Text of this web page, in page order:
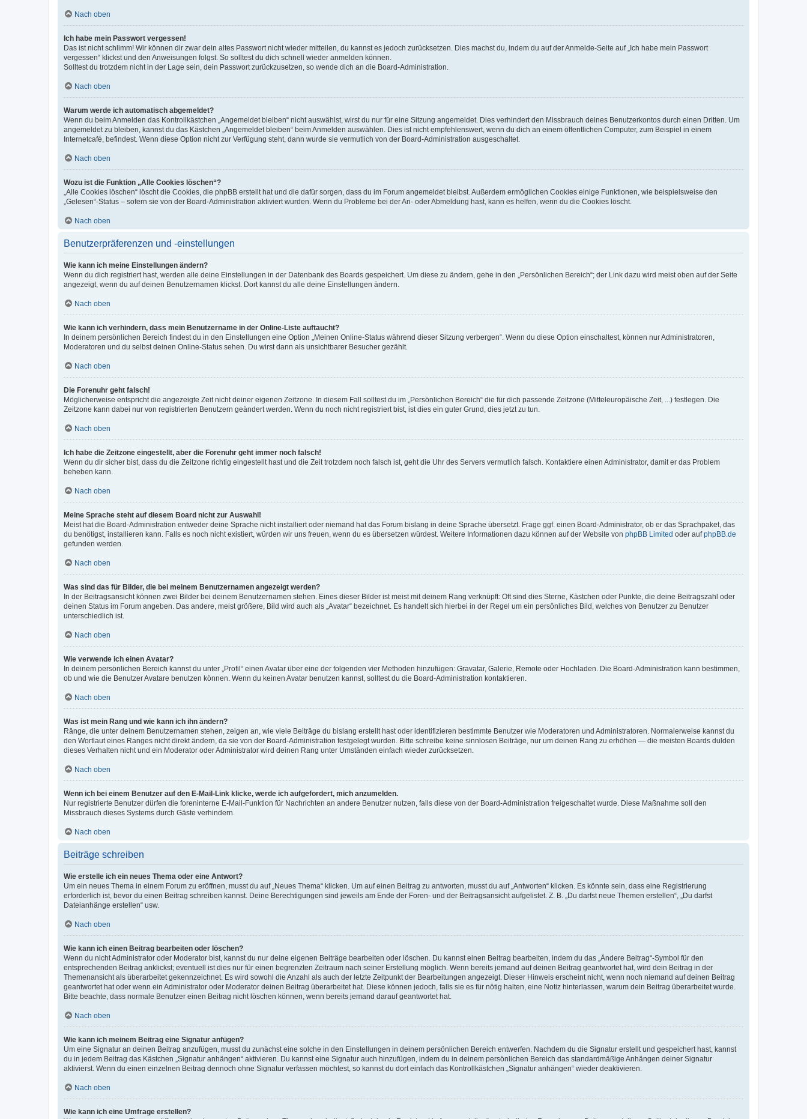
Nach oben
Ich habe mein Passwort vergessen!
Das ist nicht schlimm! Wir können dir zwar dein altes Passwort nicht wieder mitteilen, du kannst es jedoch zurücksetzen. Dies machst du, indem du auf der Anmelde-Seite auf „Ich habe mein Passwort
vergessen“ klickst und den Anweisungen folgst. So solltest du dich schnell wieder anmelden können.
Solltest du trotzdem nicht in der Lage sein, dein Passwort zurückzusetzen, so wende dich an die Board-Administration.
Nach oben
Warum werde ich automatisch abgemeldet?
Wenn du beim Anmelden das Kontrollkästchen „Angemeldet bleiben“ nicht auswählst, wirst du nur für eine Sitzung angemeldet. Dies verhindert den Missbrauch deines Benutzerkontos durch einen Dritten. Um
angemeldet zu bleiben, kannst du das Kästchen „Angemeldet bleiben“ beim Anmelden auswählen. Dies ist nicht empfehlenswert, wenn du dich an einem öffentlichen Computer, zum Beispiel in einem
Internetcafé, befindest. Wenn diese Option nicht zur Verfügung steht, dann wurde sie vermutlich von der Board-Administration ausgeschaltet.
Nach oben
Wozu ist die Funktion „Alle Cookies löschen“?
„Alle Cookies löschen“ löscht die Cookies, die phpBB erstellt hat und die dafür sorgen, dass du im Forum angemeldet bleibst. Außerdem ermöglichen Cookies einige Funktionen, wie beispielsweise den
„Gelesen“-Status – sofern sie von der Board-Administration aktiviert wurden. Wenn du Probleme bei der An- oder Abmeldung hast, kann es helfen, wenn du die Cookies löscht.
Nach oben
Benutzerpräferenzen und -einstellungen
Wie kann ich meine Einstellungen ändern?
Wenn du dich registriert hast, werden alle deine Einstellungen in der Datenbank des Boards gespeichert. Um diese zu ändern, gehe in den „Persönlichen Bereich“; der Link dazu wird meist oben auf der Seite
angezeigt, wenn du auf deinen Benutzernamen klickst. Dort kannst du alle deine Einstellungen ändern.
Nach oben
Wie kann ich verhindern, dass mein Benutzername in der Online-Liste auftaucht?
In deinem persönlichen Bereich findest du in den Einstellungen eine Option „Meinen Online-Status während dieser Sitzung verbergen“. Wenn du diese Option einschaltest, können nur Administratoren,
Moderatoren und du selbst deinen Online-Status sehen. Du wirst dann als unsichtbarer Besucher gezählt.
Nach oben
Die Forenuhr geht falsch!
Möglicherweise entspricht die angezeigte Zeit nicht deiner eigenen Zeitzone. In diesem Fall solltest du im „Persönlichen Bereich“ die für dich passende Zeitzone (Mitteleuropäische Zeit, ...) festlegen. Die
Zeitzone kann dabei nur von registrierten Benutzern geändert werden. Wenn du noch nicht registriert bist, ist dies ein guter Grund, dies jetzt zu tun.
Nach oben
Ich habe die Zeitzone eingestellt, aber die Forenuhr geht immer noch falsch!
Wenn du dir sicher bist, dass du die Zeitzone richtig eingestellt hast und die Zeit trotzdem noch falsch ist, geht die Uhr des Servers vermutlich falsch. Kontaktiere einen Administrator, damit er das Problem
beheben kann.
Nach oben
Meine Sprache steht auf diesem Board nicht zur Auswahl!
Meist hat die Board-Administration entweder deine Sprache nicht installiert oder niemand hat das Forum bislang in deine Sprache übersetzt. Frage ggf. einen Board-Administrator, ob er das Sprachpaket, das
du benötigst, installieren kann. Falls es noch nicht existiert, würden wir uns freuen, wenn du es übersetzen würdest. Weitere Informationen dazu können auf der Website von phpBB Limited oder aufphpBB.de
gefunden werden.
Nach oben
Was sind das für Bilder, die bei meinem Benutzernamen angezeigt werden?
In der Beitragsansicht können zwei Bilder bei deinem Benutzernamen stehen. Eines dieser Bilder ist meist mit deinem Rang verknüpft: Oft sind dies Sterne, Kästchen oder Punkte, die deine Beitragszahl oder
deinen Status im Forum angeben. Das andere, meist größere, Bild wird auch als „Avatar“ bezeichnet. Es handelt sich hierbei in der Regel um ein persönliches Bild, welches von Benutzer zu Benutzer
unterschiedlich ist.
Nach oben
Wie verwende ich einen Avatar?
In deinem persönlichen Bereich kannst du unter „Profil“ einen Avatar über eine der folgenden vier Methoden hinzufügen: Gravatar, Galerie, Remote oder Hochladen. Die Board-Administration kann bestimmen,
ob und wie die Benutzer Avatare benutzen können. Wenn du keinen Avatar benutzen kannst, solltest du die Board-Administration kontaktieren.
Nach oben
Was ist mein Rang und wie kann ich ihn ändern?
Ränge, die unter deinem Benutzernamen stehen, zeigen an, wie viele Beiträge du bislang erstellt hast oder identifizieren bestimmte Benutzer wie Moderatoren und Administratoren. Normalerweise kannst du
den Wortlaut eines Ranges nicht direkt ändern, da sie von der Board-Administration festgelegt wurden. Bitte schreibe keine sinnlosen Beiträge, nur um deinen Rang zu erhöhen — die meisten Boards dulden
dieses Verhalten nicht und ein Moderator oder Administrator wird deinen Rang unter Umständen einfach wieder zurücksetzen.
Nach oben
Wenn ich bei einem Benutzer auf den E-Mail-Link klicke, werde ich aufgefordert, mich anzumelden.
Nur registrierte Benutzer dürfen die foreninterne E-Mail-Funktion für Nachrichten an andere Benutzer nutzen, falls diese von der Board-Administration freigeschaltet wurde. Diese Maßnahme soll den
Missbrauch dieses Systems durch Gäste verhindern.
Nach oben
Beiträge schreiben
Wie erstelle ich ein neues Thema oder eine Antwort?
Um ein neues Thema in einem Forum zu eröffnen, musst du auf „Neues Thema“ klicken. Um auf einen Beitrag zu antworten, musst du auf „Antworten“ klicken. Es könnte sein, dass eine Registrierung
erforderlich ist, bevor du einen Beitrag schreiben kannst. Deine Berechtigungen sind jeweils am Ende der Foren- und der Beitragsansicht aufgelistet. Z. B. „Du darfst neue Themen erstellen“, „Du darfst
Dateianhänge erstellen“ usw.
Nach oben
Wie kann ich einen Beitrag bearbeiten oder löschen?
Wenn du nicht Administrator oder Moderator bist, kannst du nur deine eigenen Beiträge bearbeiten oder löschen. Du kannst einen Beitrag bearbeiten, indem du das „Ändere Beitrag“-Symbol für den
entsprechenden Beitrag anklickst; eventuell ist dies nur für einen begrenzten Zeitraum nach seiner Erstellung möglich. Wenn bereits jemand auf deinen Beitrag geantwortet hat, wird dein Beitrag in der
Themenansicht als überarbeitet gekennzeichnet. Es wird sowohl die Anzahl als auch der letzte Zeitpunkt der Bearbeitungen angezeigt. Dieser Hinweis erscheint nicht, wenn noch niemand auf deinen Beitrag
geantwortet hat oder wenn ein Administrator oder Moderator deinen Beitrag überarbeitet hat. Diese können jedoch, falls sie es für nötig halten, eine Notiz hinterlassen, warum dein Beitrag überarbeitet wurde.
Bitte beachte, dass normale Benutzer einen Beitrag nicht löschen können, wenn bereits jemand darauf geantwortet hat.
Nach oben
Wie kann ich meinem Beitrag eine Signatur anfügen?
Um eine Signatur an deinen Beitrag anzufügen, musst du zunächst eine solche in den Einstellungen in deinem persönlichen Bereich entwerfen. Nachdem du die Signatur erstellt und gespeichert hast, kannst
du in jedem Beitrag das Kästchen „Signatur anhängen“ aktivieren. Du kannst eine Signatur auch hinzufügen, indem du in deinem persönlichen Bereich das standardmäßige Anhängen deiner Signatur
aktivierst. Wenn du einen einzelnen Beitrag dennoch ohne Signatur verfassen möchtest, so kannst du dort einfach das Kontrollkästchen „Signatur anhängen“ wieder deaktivieren.
Nach oben
Wie kann ich eine Umfrage erstellen?